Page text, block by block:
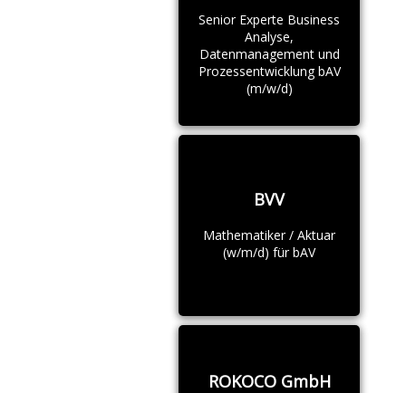
Senior Experte Business
Analyse,
Datenmanagement und
Prozessentwicklung bAV
(m/w/d)
BVV
Mathematiker / Aktuar
(w/m/d) für bAV
ROKOCO GmbH